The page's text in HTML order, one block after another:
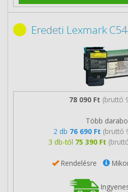
Eredeti Lexmark
78 090 Ft (bruttó
Több
2 db 76 690 Ft (bruttó
3 db-tól 75 390 Ft
Rendelésre